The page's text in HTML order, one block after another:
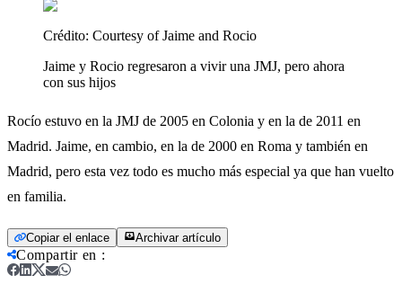
Crédito: Courtesy of Jaime and Rocio
Jaime y Rocio regresaron a vivir una JMJ, pero ahora
con sus hijos
Rocío estuvo en la JMJ de 2005 en Colonia y en la de 2011 en
Madrid. Jaime, en cambio, en la de 2000 en Roma y también en
Madrid, pero esta vez todo es mucho más especial ya que han vuelto
en familia.
Copiar el enlace Archivar artículo
Compartir en :